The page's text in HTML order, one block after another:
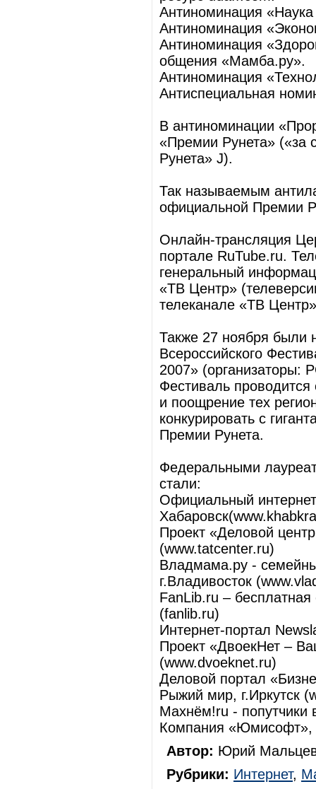
Антиноминация
Антиноминация
Антиноминация
общения «Мамба.ру».
Антиноминация
Антиспециальная
В антиноминации
«Премии Рунета» («за
Рунета» J).
Так называемым
официальной Премии
Онлайн-трансляция
портале RuTube.ru.
генеральный
«ТВ Центр»
телеканале «ТВ
Также 27 ноября были
Всероссийского
2007»
Фестиваль проводится
и поощрение тех
конкурировать с
Премии Рунета.
Федеральными
стали:
Официальный
Проект «Деловой
(www.tatcenter.ru)
Владмама.ру -
г.Владивосток
FanLib.ru –
(fanlib.ru)
Интернет-портал
Проект «ДвоекНет –
(www.dvoeknet.ru)
Деловой портал
Рыжий мир, г.Иркутск
Махнём!ru - попутчики
Компания «Юмисофт»,
Автор: Юрий
Рубрики: Интернет,